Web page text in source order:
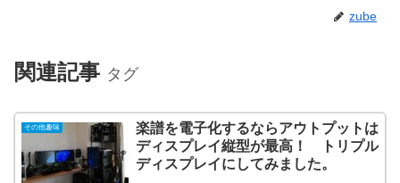
zube
関連記事 タグ
その他趣味
楽譜を電子化するならアウトプットは
ディスプレイ縦型が最高！ トリプル
ディスプレイにしてみました。